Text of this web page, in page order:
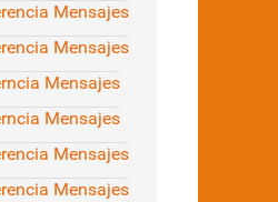
Mensajes
Mensajes
Mensajes
Mensajes
Mensajes
Mensajes